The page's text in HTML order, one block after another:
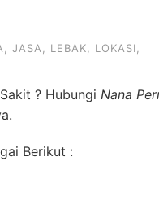
JASA LEBAK LOKASI
? Hubungi Nana
Berikut :